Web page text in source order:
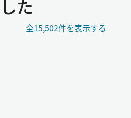
た
全15,502件を表示する